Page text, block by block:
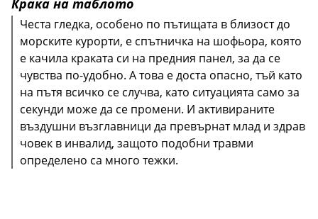
Крака на таблото
Честа гледка, особено по пътищата в близост до
морските курорти, е спътничка на шофьора, която
е качила краката си на предния панел, за да се
чувства по-удобно. А това е доста опасно, тъй като
на пътя всичко се случва, като ситуацията само за
секунди може да се промени. И активираните
въздушни възглавници да превърнат млад и здрав
човек в инвалид, защото подобни травми
определено са много тежки.